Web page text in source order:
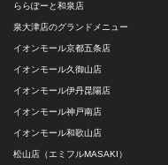
ららぽーと和泉店
泉大津店のグランドメニュー
イオンモール京都五条店
イオンモール久御山店
イオンモール伊丹昆陽店
イオンモール神戸南店
イオンモール和歌山店
松山店（エミフルMASAKI）